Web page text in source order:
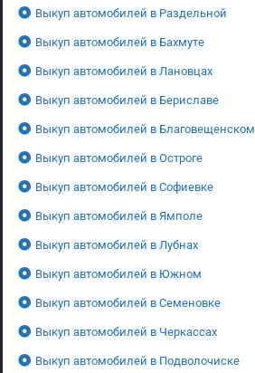
Выкуп автомобилей в Раздельной
Выкуп автомобилей в Бахмуте
Выкуп автомобилей в Лановцах
Выкуп автомобилей в Бериславе
Выкуп автомобилей в Благовещенском
Выкуп автомобилей в Остроге
Выкуп автомобилей в Софиевке
Выкуп автомобилей в Ямполе
Выкуп автомобилей в Лубнах
Выкуп автомобилей в Южном
Выкуп автомобилей в Семеновке
Выкуп автомобилей в Черкассах
Выкуп автомобилей в Подволочиске